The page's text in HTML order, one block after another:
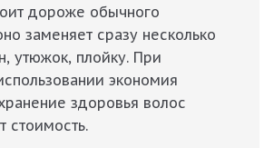
дороже обычного
заменяет сразу несколько
утюжок, плойку. При
экономия
здоровья волос
стоимость.